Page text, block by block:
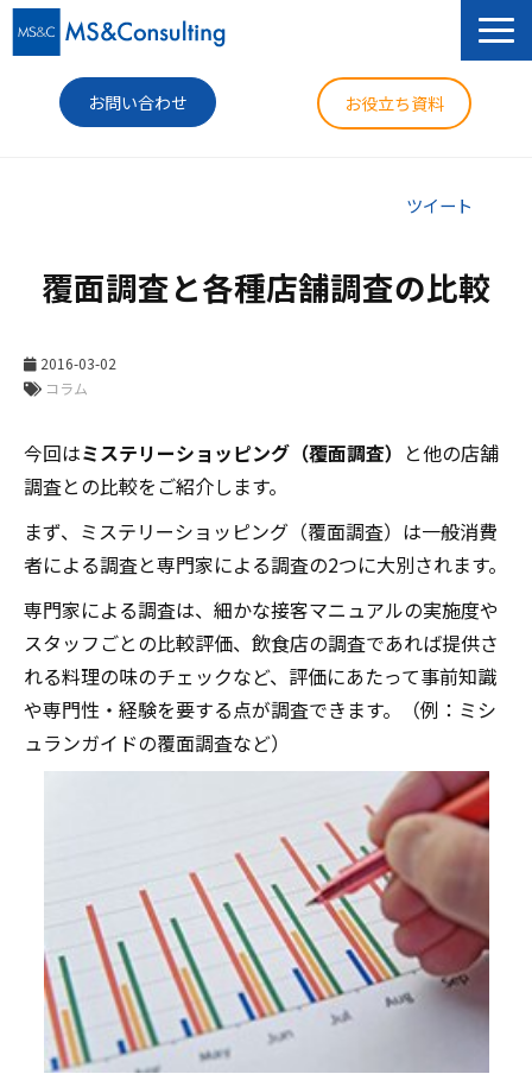
お問い合わせ お役立ち資料
導入事例
ニュース
企業情報
ツイート
覆面調査と各種店舗調査の比較
2016-03-02
コラム
今回はミステリーショッピング（覆面調査） と他の店舗
調査との比較をご紹介します。
まず、ミステリーショッピング（覆面調査）は一般消費
者による調査と専門家による調査の2つに大別されます。
専門家による調査は、細かな接客マニュアルの実施度や
スタッフごとの比較評価、飲食店の調査であれば提供さ
れる料理の味のチェックなど、評価にあたって事前知識
や専門性・経験を要する点が調査できます。（例：ミシ
ュランガイドの覆面調査など）